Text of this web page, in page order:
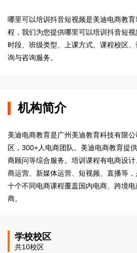
哪里可以培训抖音短视频是美迪电商教
程，我们为您提供哪里可以培训抖音短
时段、班级类型、上课方式、课程校区
询与咨询服务。
机构简介
美迪电商教育是广州美迪教育科技有限
区，300+人电商团队。美迪电商教育提
商顾问等综合服务。培训课程有电商设
商运营、新媒体运营、短视频、直播等
十个不同电商课程覆盖国内电商、跨境
商。
学校校区
共10校区